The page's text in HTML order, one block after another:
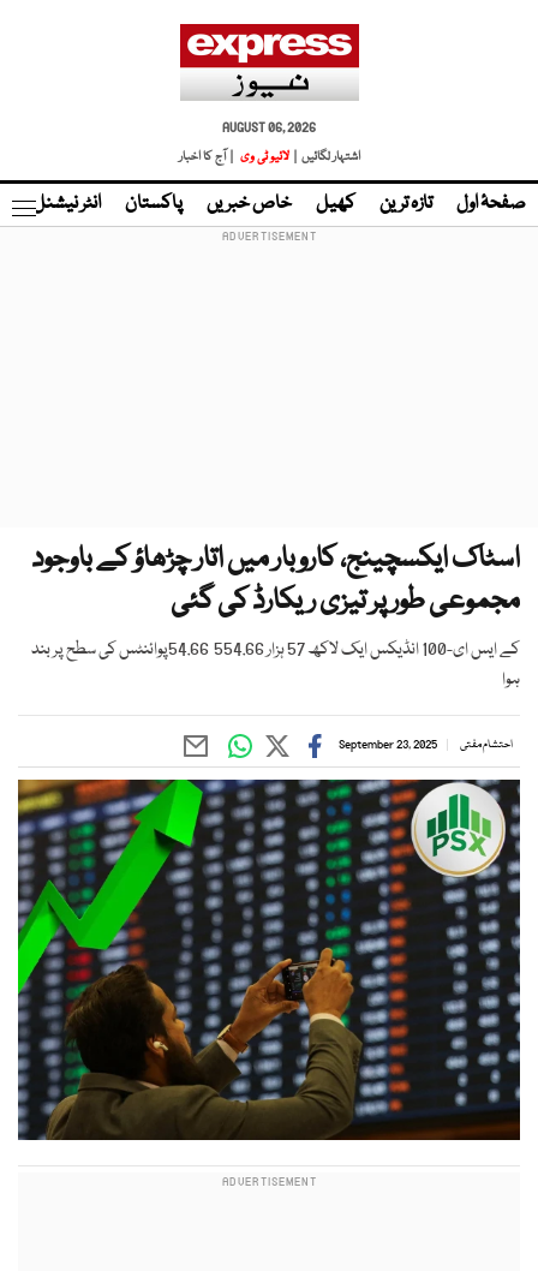
AUGUST 06, 2026
اشتہار لگائیں |
لائیو ٹی وی | آج کا اخبار
صفحۂ اول تازہ ترین کھیل خاص خبریں پاکستان انٹر نیشنل
اسٹاک ایکسچینج، کاروبار میں اتار چڑھاؤ کے باوجود
مجموعی طور پر تیزی ریکارڈ کی گئی
کے ایس ای-100 انڈیکس ایک لاکھ 57 ہزار 554.66 54.66پوائنٹس کی سطح پر بند
ہوا
احتشام مفتی September 23, 2025